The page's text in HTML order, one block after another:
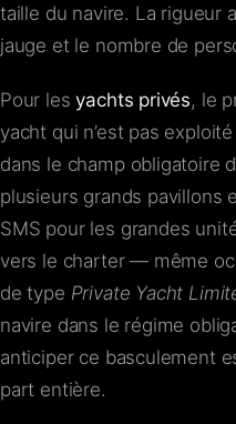
taille du navire. La rigueur
jauge et le nombre de
Pour lesyachts privés, le
yacht qui n’est pas
dans le champ obligatoire
plusieurs grands pavillons
SMS pour les grandes
vers le charter — même
de type Private Yacht
navire dans le régime
anticiper ce basculement
part entière.